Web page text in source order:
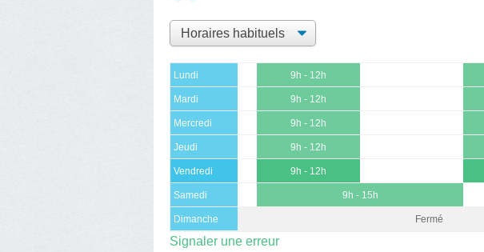
Lundi 9h - 12h
Mardi 9h - 12h
Mercredi 9h - 12h
Jeudi 9h - 12h
Vendredi 9h - 12h
Samedi 9h - 15h
Dimanche Fermé
Signaler une erreur